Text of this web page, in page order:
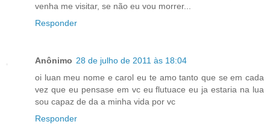
venha me visitar, se não eu vou morrer...
Responder
Anônimo 28 de julho de 2011 às 18:04
oi luan meu nome e carol eu te amo tanto que se em cada
vez que eu pensase em vc eu flutuace eu ja estaria na lua
sou capaz de da a minha vida por vc
Responder